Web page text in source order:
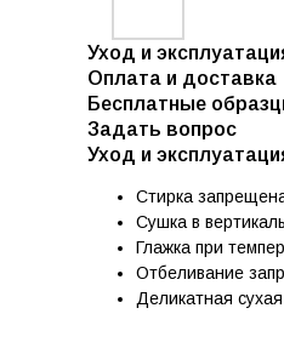
Уход и
Оплата и доставка
Бесплатные
Задать вопрос
Уход и
Стирка
Сушка в
Глажка при
Отбеливание
Деликатная